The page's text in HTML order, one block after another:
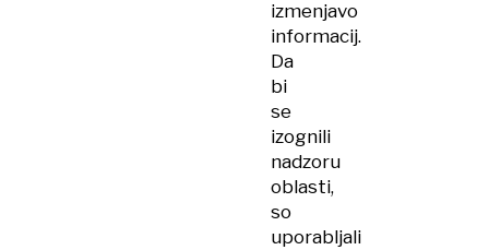
izmenjavo
informacij.
Da
bi
se
izognili
nadzoru
oblasti,
so
uporabljali